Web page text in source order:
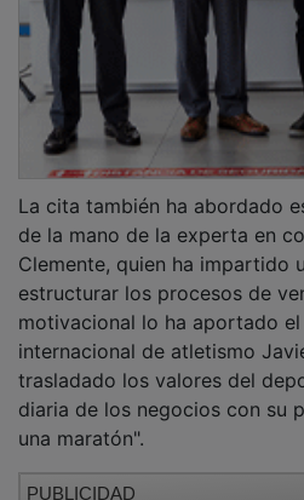
de la mano de la experta en
Clemente, quien ha impartido
estructurar los procesos de
motivacional lo ha aportado
internacional de atletismo
trasladado los valores del
diaria de los negocios con su
una maratón".